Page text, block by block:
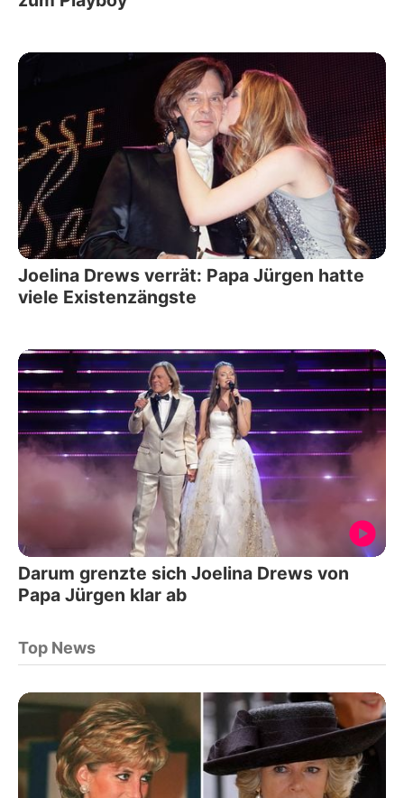
Joelina Drews verrät: Papa Jürgen hatte
viele Existenzängste
Darum grenzte sich Joelina Drews von
Papa Jürgen klar ab
Top News